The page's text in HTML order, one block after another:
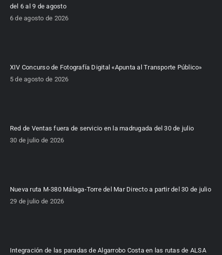
del 6 al 9 de agosto
6 de agosto de 2026
XIV Concurso de Fotografía Digital «Apunta al Transporte Público»
5 de agosto de 2026
Red de Ventas fuera de servicio en la madrugada del 30 de julio
30 de julio de 2026
Nueva ruta M-380 Málaga-Torre del Mar Directo a partir del 30 de julio
29 de julio de 2026
Integración de las paradas de Algarrobo Costa en las rutas de ALSA